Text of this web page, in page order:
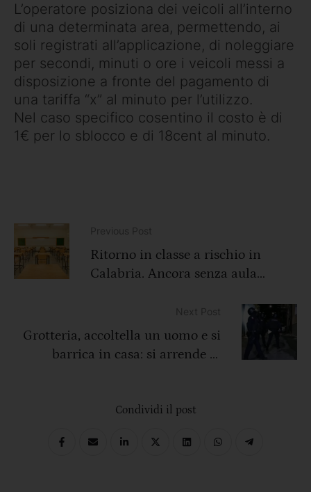
L’operatore posiziona dei veicoli all’interno
di una determinata area, permettendo, ai
soli registrati all’applicazione, di noleggiare
per secondi, minuti o ore i veicoli messi a
disposizione a fronte del pagamento di
una tariffa “x” al minuto per l’utilizzo.
Nel caso specifico cosentino il costo è di
1€ per lo sblocco e di 18cent al minuto.
Ritorno in classe a rischio in
Calabria. Ancora senza aula
Grotteria, accoltella un uomo e si
barrica in casa: si arrende ai
Condividi il post